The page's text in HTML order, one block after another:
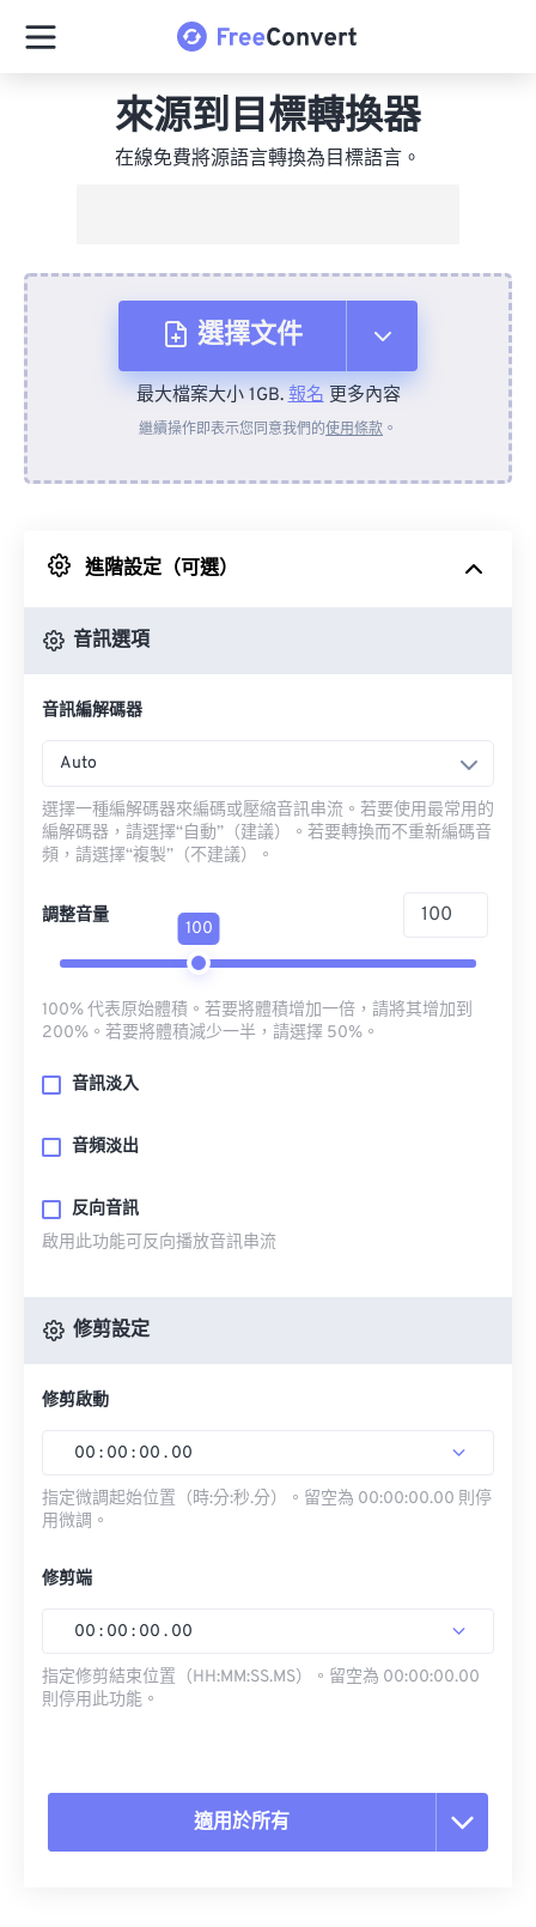
來源到目標轉換器
在線免費將源語言轉換為目標語言。
選擇文件
來自裝置
來自 Google 雲端硬碟
最大檔案大小 1GB.報名更多內容
繼續操作即表示您同意我們的使用條款 。
進階設定（可選）
音訊選項
音訊編解碼器
Auto
選擇一種編解碼器來編碼或壓縮音訊串流。若要使用最常用的
編解碼器，請選擇“自動”（建議）。若要轉換而不重新編碼音
頻，請選擇“複製”（不建議）。
調整音量
100
100% 代表原始體積。若要將體積增加一倍，請將其增加到
200%。若要將體積減少一半，請選擇 50%。
音訊淡入
音頻淡出
反向音訊
啟用此功能可反向播放音訊串流
修剪設定
修剪啟動
00 : 00 : 00 . 00
指定微調起始位置（時:分:秒.分）。留空為 00:00:00.00 則停
用微調。
修剪端
00 : 00 : 00 . 00
指定修剪結束位置（HH:MM:SS.MS）。留空為 00:00:00.00
則停用此功能。
適用於所有